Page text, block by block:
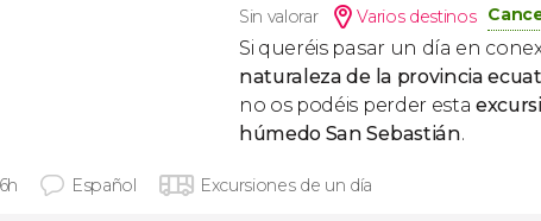
Sin valorar Varios destinos
Si queréis pasar un día en
naturaleza de la provincia
no os podéis perder esta
húmedo San Sebastián.
Español Excursiones de un día